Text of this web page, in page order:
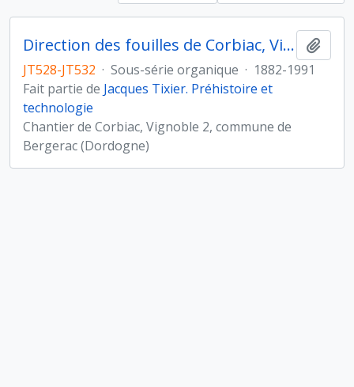
Direction des fouilles de Corbiac, Vignoble 2, commune de Bergerac (Dordogne)
JT528-JT532 · Sous-série organique · 1882-1991
Fait partie de Jacques Tixier. Préhistoire et
technologie
Chantier de Corbiac, Vignoble 2, commune de
Bergerac (Dordogne)